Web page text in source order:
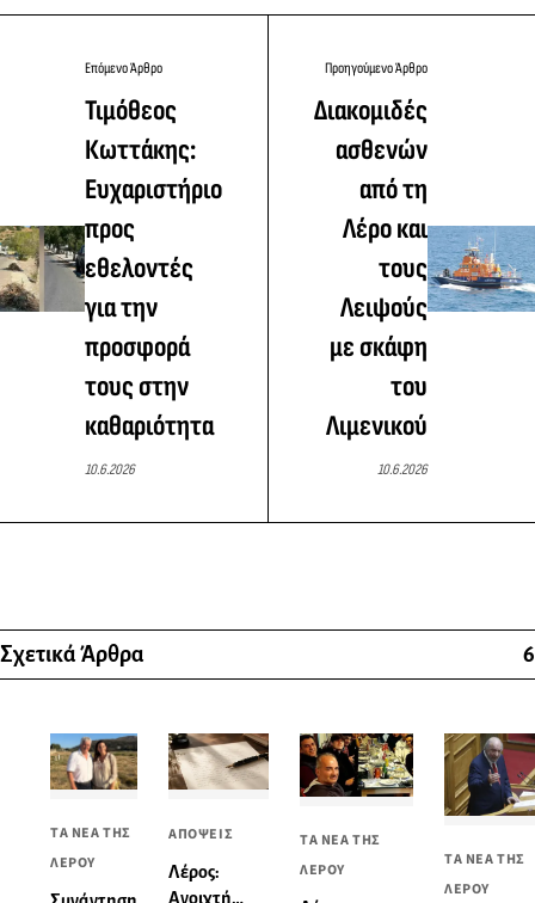
Επόμενο Άρθρο
Τιμόθεος
Κωττάκης:
Ευχαριστήριο
προς
εθελοντές
για την
προσφορά
τους στην
καθαριότητα
10.6.2026
Προηγούμενο Άρθρο
Διακομιδές
ασθενών
από τη
Λέρο και
τους
Λειψούς
με σκάφη
του
Λιμενικού
10.6.2026
Σχετικά Άρθρα 6
ΤΑ ΝΕΑ ΤΗΣ
ΛΕΡΟΥ
ΑΠΟΨΕΙΣ
Λέρος:
Ανοιχτή
ΤΑ ΝΕΑ ΤΗΣ
ΛΕΡΟΥ
ΤΑ ΝΕΑ ΤΗΣ
ΛΕΡΟΥ